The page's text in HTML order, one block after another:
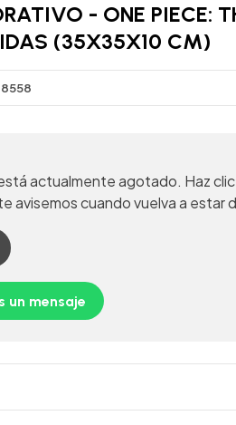
- ONE PIECE:
(35X35X10 CM)
actualmente agotado. Haz
avisemos cuando vuelva a estar
un mensaje